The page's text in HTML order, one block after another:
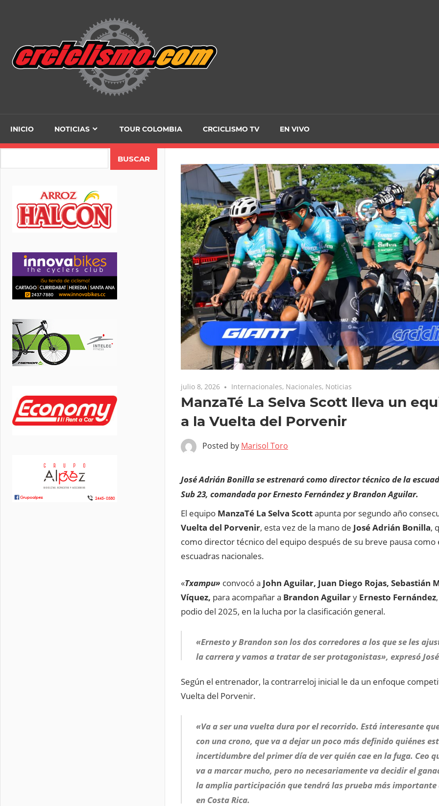
INICIO NOTICIAS TOUR COLOMBIA CRCICLISMO TV EN VIVO
julio 8, 2026 Internacionales, Nacionales, Noticias
ManzaTé La Selva Scott lleva un
a la Vuelta del Porvenir
Posted by Marisol Toro
José Adrián Bonilla se estrenará como director técnico de la
Sub 23, comandada por Ernesto Fernández y Brandon Aguilar.
El equipo ManzaTé La Selva Scottapunta por segundo año
Vuelta del Porvenir, esta vez de la mano de José Adrián Bonilla,
como director técnico del equipo después de su breve pausa
escuadras nacionales.
«Txampu» convocó a John Aguilar, Juan Diego Rojas, Sebastián
Víquez, para acompañar a Brandon Aguilary Ernesto Fernández
podio del 2025, en la lucha por la clasificación general.
«Ernesto y Brandon son los dos corredores a los que se les
la carrera y vamos a tratar de ser protagonistas», expresó
Según el entrenador, la contrarreloj inicial le da un enfoque
Vuelta del Porvenir.
«Va a ser una vuelta dura por el recorrido. Está interesante
con una crono, que va a dejar un poco más definido quiénes
incertidumbre del primer día de ver quién cae en la fuga. Ceo
va a marcar mucho, pero no necesariamente va decidir el
la amplia participación que tendrá las prueba más importante
en Costa Rica.